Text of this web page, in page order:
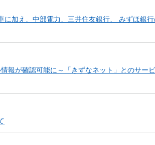
加え、中部電力、三井住友銀行、 みずほ銀
報が確認可能に～「きずなネット」とのサー